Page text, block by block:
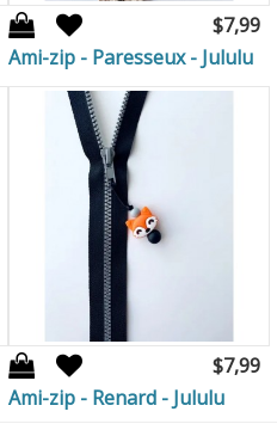
$7,99
Ami-zip - Paresseux - Jululu
$7,99
Ami-zip - Renard - Jululu